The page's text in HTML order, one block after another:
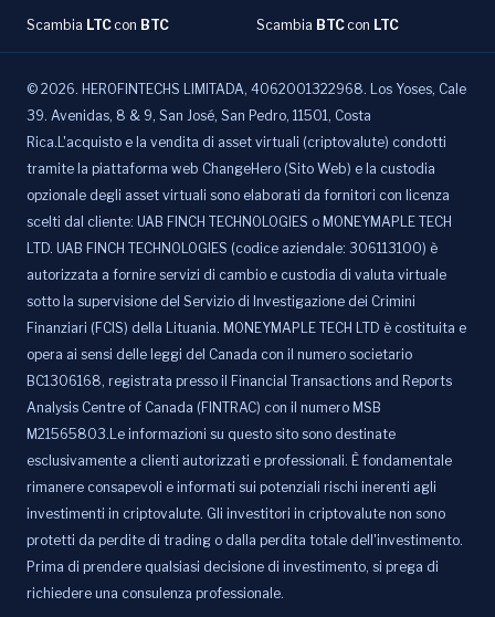
Scambia LTC con BTC Scambia BTC con LTC
© 2026. HEROFINTECHS LIMITADA, 4062001322968. Los Yoses, Cale
39. Avenidas, 8 & 9, San José, San Pedro, 11501, Costa
Rica.L'acquisto e la vendita di asset virtuali (criptovalute) condotti
tramite la piattaforma web ChangeHero (Sito Web) e la custodia
opzionale degli asset virtuali sono elaborati da fornitori con licenza
scelti dal cliente: UAB FINCH TECHNOLOGIES o MONEYMAPLE TECH
LTD. UAB FINCH TECHNOLOGIES (codice aziendale: 306113100) è
autorizzata a fornire servizi di cambio e custodia di valuta virtuale
sotto la supervisione del Servizio di Investigazione dei Crimini
Finanziari (FCIS) della Lituania. MONEYMAPLE TECH LTD è costituita e
opera ai sensi delle leggi del Canada con il numero societario
BC1306168, registrata presso il Financial Transactions and Reports
Analysis Centre of Canada (FINTRAC) con il numero MSB
M21565803.Le informazioni su questo sito sono destinate
esclusivamente a clienti autorizzati e professionali. È fondamentale
rimanere consapevoli e informati sui potenziali rischi inerenti agli
investimenti in criptovalute. Gli investitori in criptovalute non sono
protetti da perdite di trading o dalla perdita totale dell'investimento.
Prima di prendere qualsiasi decisione di investimento, si prega di
richiedere una consulenza professionale.